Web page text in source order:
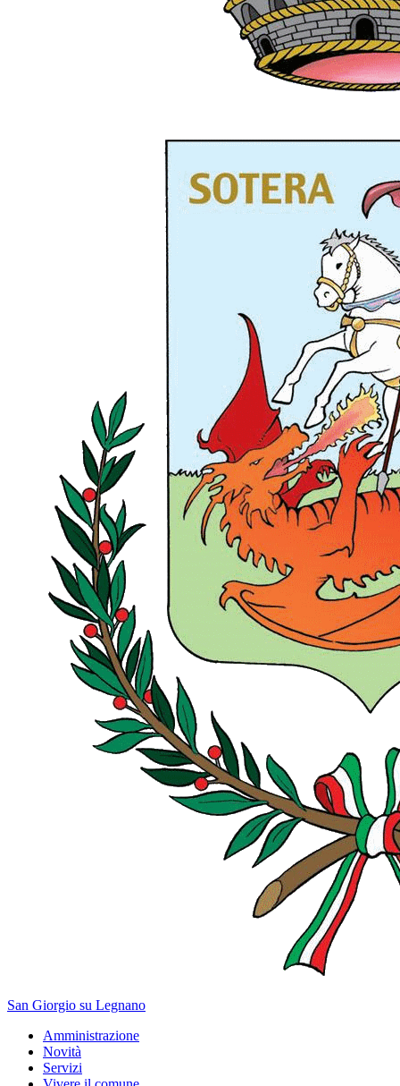
San Giorgio su Legnano
Amministrazione
Novità
Servizi